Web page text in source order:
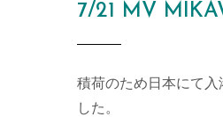
7/21 MV
積荷のため日本にて
した。